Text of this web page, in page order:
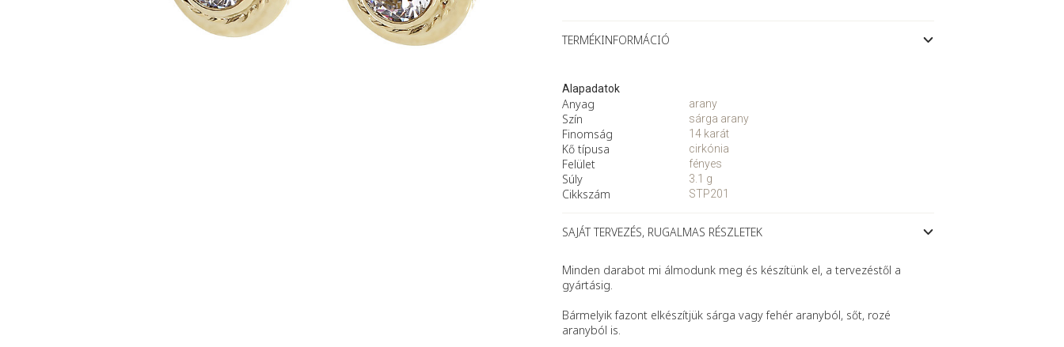
TERMÉKINFORMÁCIÓ
Alapadatok
Anyag
Szín
Finomság
Kő típusa
Felület
Súly
Cikkszám
arany
sárga arany
14 karát
cirkónia
fényes
3.1 g
STP201
SAJÁT TERVEZÉS, RUGALMAS RÉSZLETEK
Minden darabot mi álmodunk meg és készítünk el, a tervezéstől a
gyártásig.
Bármelyik fazont elkészítjük sárga vagy fehér aranyból, sőt, rozé
aranyból is.